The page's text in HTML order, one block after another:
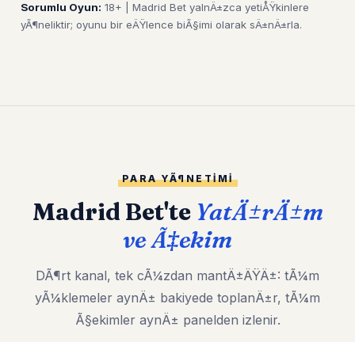
Sorumlu Oyun: 18+ | Madrid Bet yalnÄ±zca yetiÅŸkinlere
yÃ¶neliktir; oyunu bir eÄŸlence biÃ§imi olarak sÄ±nÄ±rla.
PARA YÃ¶NETIMI
Madrid Bet'te YatÄ±rÄ±m
ve Ã‡ekim
DÃ¶rt kanal, tek cÃ¼zdan mantÄ±ÄŸÄ±: tÃ¼m
yÃ¼klemeler aynÄ± bakiyede toplanÄ±r, tÃ¼m
Ã§ekimler aynÄ± panelden izlenir.